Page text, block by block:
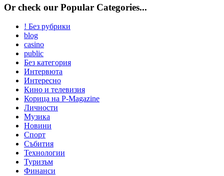
Or check our Popular Categories...
! Без рубрики
blog
casino
public
Без категория
Интервюта
Интересно
Кино и телевизия
Корица на P-Magazine
Личности
Музика
Новини
Спорт
Събития
Технологии
Туризъм
Финанси